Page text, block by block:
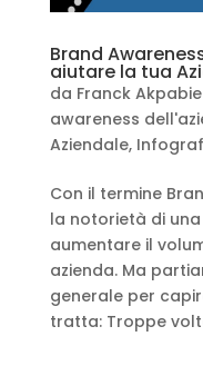
Brand
aiutare la tua
da Franck Akpabie
awareness
Aziendale,
Con il termine
la notorietà di
aumentare il
azienda. Ma
generale per
tratta: Troppe